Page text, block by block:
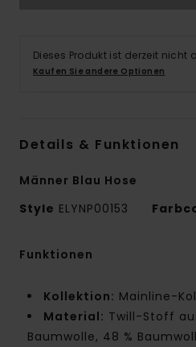
Dieses Produkt ist derzeit nicht
Kaufen Sie andere Optionen
Details & Funktionen
Männer Blau Hose
Style ELYNP00153
Funktionen
Kollektion: Mainline-
Material: Twill-Stoff
Baumwolle, 48 %